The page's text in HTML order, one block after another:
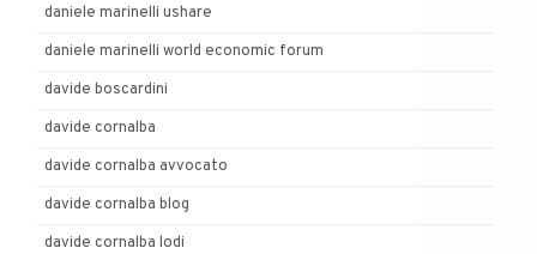
daniele marinelli ushare
daniele marinelli world economic forum
davide boscardini
davide cornalba
davide cornalba avvocato
davide cornalba blog
davide cornalba lodi